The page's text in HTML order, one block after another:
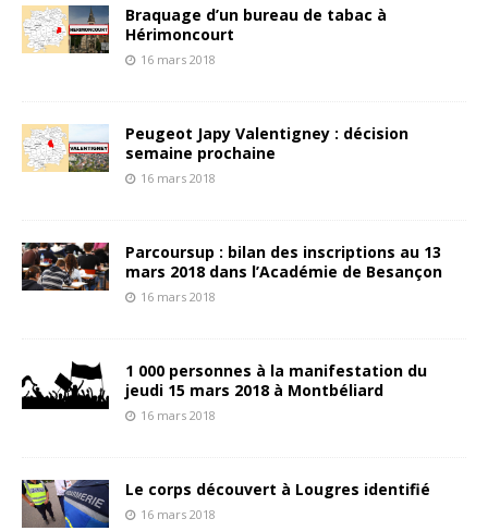
Braquage d’un bureau de tabac à
Hérimoncourt
16 mars 2018
Peugeot Japy Valentigney : décision
semaine prochaine
16 mars 2018
Parcoursup : bilan des inscriptions au 13
mars 2018 dans l’Académie de Besançon
16 mars 2018
1 000 personnes à la manifestation du
jeudi 15 mars 2018 à Montbéliard
16 mars 2018
Le corps découvert à Lougres identifié
16 mars 2018